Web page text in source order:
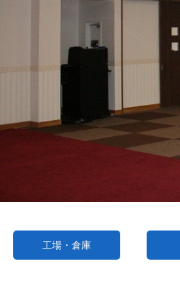
工場・倉庫